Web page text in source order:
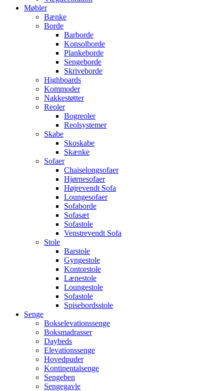
Møbler
Bænke
Borde
Barborde
Konsolborde
Plankeborde
Sengeborde
Skriveborde
Highboards
Kommoder
Nakkestøtter
Reoler
Bogreoler
Reolsystemer
Skabe
Skoskabe
Skænke
Sofaer
Chaiselongsofaer
Hjørnesofaer
Højrevendt Sofa
Loungesofaer
Sofaborde
Sofasæt
Sofastole
Venstrevendt Sofa
Stole
Barstole
Gyngestole
Kontorstole
Lænestole
Loungestole
Sofastole
Spisebordsstole
Senge
Bokselevationssenge
Boksmadrasser
Daybeds
Elevationssenge
Hovedpuder
Kontinentalsenge
Sengeben
Sengegavle